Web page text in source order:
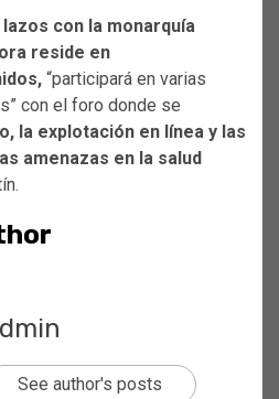
con la monarquía
reside en
“participará en varias
con el foro donde se
la explotación en línea y las
amenazas en la salud
See author's posts